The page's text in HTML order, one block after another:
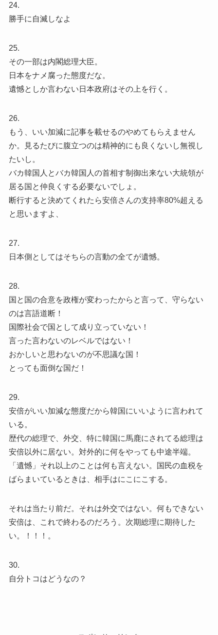
24.
勝手に自滅しなよ
25.
その一部は内閣総理大臣。
日本をナメ腐った態度だな。
遺憾としか言わない日本政府はその上を行く。
26.
もう、いい加減に記事を載せるのやめてもらえません
か。見るたびに腹立つのは精神的にも良くないし無視し
たいし。
バカ韓国人とバカ韓国人の首相す制御出来ない大統領が
居る国と仲良くする必要ないでしょ。
断行すると決めてくれたら安倍さんの支持率80%超える
と思いますよ、
27.
日本側としてはそちらの言動の全てが遺憾。
28.
国と国の合意を政権が変わったからと言って、守らない
のは言語道断！
国際社会で国として成り立っていない！
言った言わないのレベルではない！
おかしいと思わないのが不思議な国！
とっても面倒な国だ！
29.
安倍がいい加減な態度だから韓国にいいように言われて
いる。
歴代の総理で、外交、特に韓国に馬鹿にされてる総理は
安倍以外に居ない。対外的に何をやっても中途半端。
「遺憾」それ以上のことは何も言えない。国民の血税を
ばらまいているときは、相手はにこにこする。
それは当たり前だ。それは外交ではない。何もできない
安倍は、これで終わるのだろう。次期総理に期待した
い。！！！。
30.
自分トコはどうなの？